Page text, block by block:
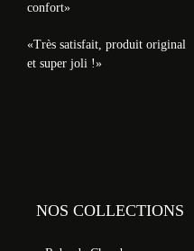
confort»
«Très satisfait, produit original
et super joli !»
NOS COLLECTIONS